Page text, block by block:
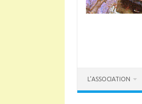
L’ASSOCIATION